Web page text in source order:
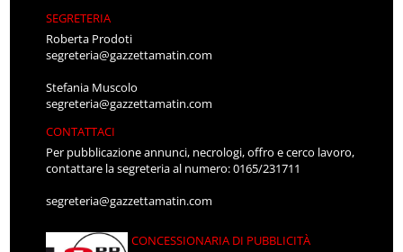
SEGRETERIA
Roberta Prodoti
segreteria@gazzettamatin.com
Stefania Muscolo
segreteria@gazzettamatin.com
CONTATTACI
Per pubblicazione annunci, necrologi, offro e cerco lavoro,
contattare la segreteria al numero: 0165/231711
segreteria@gazzettamatin.com
CONCESSIONARIA DI PUBBLICITÀ